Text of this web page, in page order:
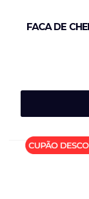
FACA DE